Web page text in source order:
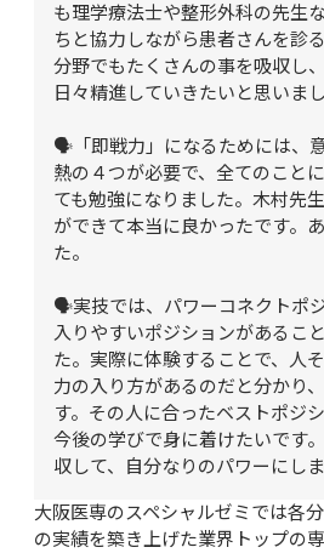
も理学療法士や整形外科の先生
ちと協力しながら患者さんを診
分野でもたくさんの事を吸収し
日々精進していきたいと思いまし
🗣️「即戦力」になるためには、
熱の４つが必要で、全てのこと
ても勉強になりました。木村先
ができて本当に良かったです。
た。
🗣️実技では、パワーコネクトポ
入りやすいポジションがあるこ
た。実際に体験することで、人
力の入り方があるのだと分かり
す。その人に合ったベストポジ
今後の学びで身に着けたいです
収して、自分なりのパワーにしま
大阪医専のスペシャルゼミでは各
の実績を築き上げた業界トップの